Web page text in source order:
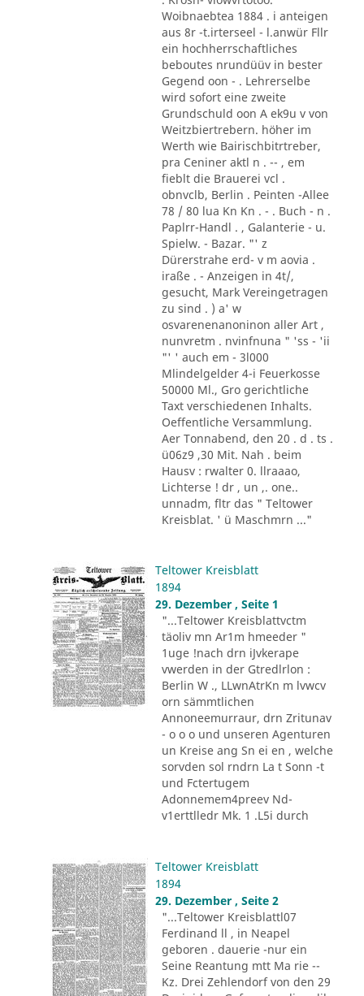
Woibnaebtea 1884 . i anteigen
aus 8r -t.irterseel - l.anwür Fllr
ein hochherrschaftliches
beboutes nrundüüv in bester
Gegend oon - . Lehrerselbe
wird sofort eine zweite
Grundschuld oon A ek9u v von
Weitzbiertrebern. höher im
Werth wie Bairischbitrtreber,
pra Ceniner aktl n . -- , em
fieblt die Brauerei vcl .
obnvclb, Berlin . Peinten -Allee
78 / 80 lua Kn Kn . - . Buch - n .
Paplrr-Handl . , Galanterie - u.
Spielw. - Bazar. "' z
Dürerstrahe erd- v m aovia .
iraße . - Anzeigen in 4t/,
gesucht, Mark Vereingetragen
zu sind . ) a' w
osvarenenanoninon aller Art ,
nunvretm . nvinfnuna " 'ss - 'ii
"' ' auch em - 3l000
Mlindelgelder 4-i Feuerkosse
50000 Ml., Gro gerichtliche
Taxt verschiedenen Inhalts.
Oeffentliche Versammlung.
Aer Tonnabend, den 20 . d . ts .
ü06z9 ,30 Mit. Nah . beim
Hausv : rwalter 0. llraaao,
Lichterse ! dr , un ,. one..
unnadm, fltr das " Teltower
Kreisblat. ' ü Maschmrn ..."
Teltower Kreisblatt
1894
29. Dezember , Seite 1
"...Teltower Kreisblattvctm
täoliv mn Ar1m hmeeder "
1uge !nach drn iJvkerape
vwerden in der Gtredlrlon :
Berlin W ., LLwnAtrKn m lvwcv
orn sämmtlichen
Annoneemurraur, drn Zritunav
- o o o und unseren Agenturen
un Kreise ang Sn ei en , welche
sorvden sol rndrn La t Sonn -t
und Fctertugem
Adonnemem4preev Nd-
v1erttlledr Mk. 1 .L5i durch
Teltower Kreisblatt
1894
29. Dezember , Seite 2
"...Teltower Kreisblattl07
Ferdinand ll , in Neapel
geboren . dauerie -nur ein
Seine Reantung mtt Ma rie --
Kz. Drei Zehlendorf von den 29